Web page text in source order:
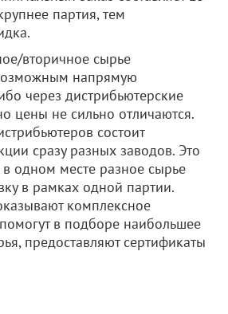
партия, тем
вторичное сырье
напрямую
через дистрибьютерские
цены не сильно отличаются.
состоит
сразу разных заводов. Это
в одном месте разное сырье
в рамках одной партии.
комплексное
в подборе наибольшее
предоставляют сертификаты